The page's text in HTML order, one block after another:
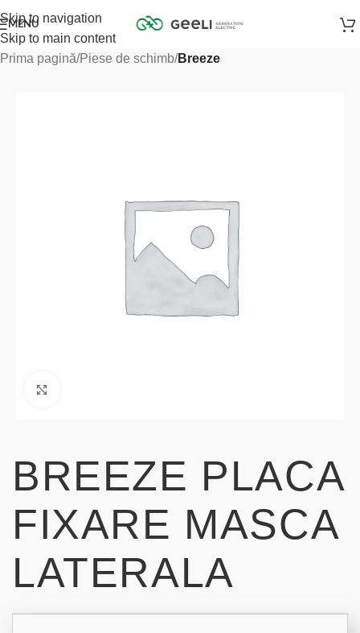
Skip to navigation
Skip to main content
MENU
Prima pagină Piese de schimb Breeze
BREEZE PLACA
FIXARE MASCA
LATERALA